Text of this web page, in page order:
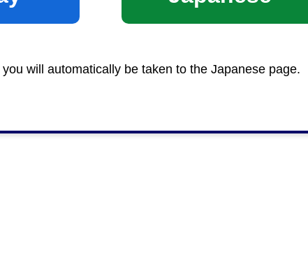
will automatically be taken to the Japanese page.